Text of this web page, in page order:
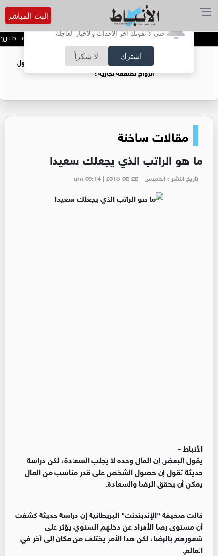
أترغب في تفعيل الإشعارات؟
حتى لا تفوتك آخر الأحداث والأخبار العاجلة
اشترك لا شكراً
البث المباشر
المخرج عمار عماد جابر الف
فتيات يستغللنه لتحقيق مكاسب مادية.. هل تحول
الزواج لصفقة تجارية؟
مقالات ساخنة
ما هو الراتب الذي يجعلك سعيدا
تاريخ النشر : الخميس - am 09:14 | 2018-02-22
الأنباط -
يقول البعض إن المال وحده لا يجلب السعادة، لكن دراسة
حديثة تقول إن حصول الشخص على قدر مناسب من المال
يمكن أن يحقق الرضا والسعادة.
قالت صحيفة "الإندبندنت" البريطانية إن دراسة حديثة كشفت
أن مستوى رضا الأفراد عن دخلهم السنوي يؤثر على
شعورهم بالرضا، لكن هذا الأمر يختلف من مكان إلى آخر في
العالم.